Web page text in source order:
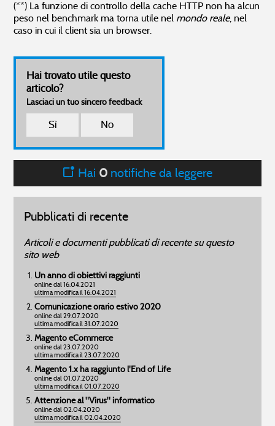
(**) La funzione di controllo della cache HTTP non ha alcun
peso nel benchmark ma torna utile nel mondo reale, nel
caso in cui il client sia un browser.
Hai trovato utile questo
articolo?
Lasciaci un tuo sincero feedback
Sì No
Hai 0 notifiche da leggere
Pubblicati di recente
Articoli e documenti pubblicati di recente su questo
sito web
Un anno di obiettivi raggiunti
online dal 16.04.2021
ultima modifica il 16.04.2021
Comunicazione orario estivo 2020
online dal 29.07.2020
ultima modifica il 31.07.2020
Magento eCommerce
online dal 23.07.2020
ultima modifica il 23.07.2020
Magento 1.x ha raggiunto l'End of Life
online dal 01.07.2020
ultima modifica il 01.07.2020
Attenzione al "Virus" informatico
online dal 02.04.2020
ultima modifica il 02.04.2020